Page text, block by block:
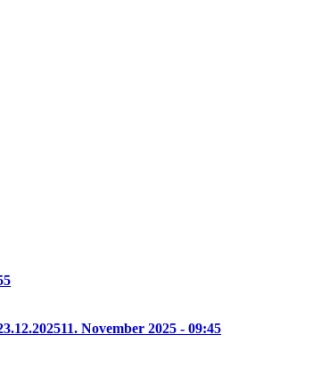
11. November 2025 - 09:45